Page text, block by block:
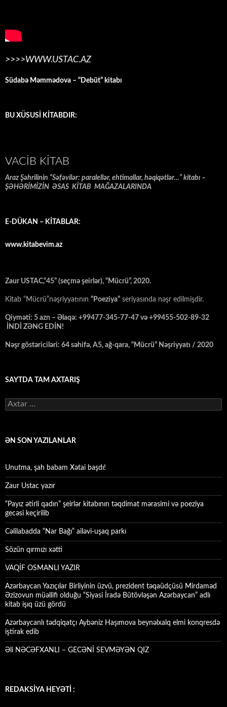
>>>>WWW.USTAC.AZ
Südabə Məmmədova – “Debüt” kitabı
BU XÜSUSİ KİTABDIR:
VACIB KITAB
Araz Şəhrilinin “Səfəvilər: paralellər, ehtimallar, həqiqətlər…” kitabı –
ŞƏHƏRİMİZİN ƏSAS KİTAB MAĞAZALARINDA
E-DÜKAN – KİTABLAR:
www.kitabevim.az
Zaur USTAC,“45” (seçmə şeirlər), “Mücrü”, 2020.
Kitab “Mücrü”nəşriyyatının “Poeziya” seriyasında nəşr edilmişdir.
Qiyməti: 5 azn – Əlaqə: +99477-345-77-47 və +99455-502-89-32
İNDİ ZƏNG EDİN!
Nəşr göstəriciləri: 64 səhifə, A5, ağ-qara, “Mücrü” Nəşriyyatı / 2020
SAYTDA TAM AXTARIŞ
Axtarış:
ƏN SON YAZILANLAR
Unutma, şah babam Xətai başdı!
Zaur Ustac yazır
“Payız ətirli qadın” şeirlər kitabının təqdimat mərasimi və poeziya
gecəsi keçirilib
Cəlilabadda “Nar Bağı” ailəvi-uşaq parkı
Sözün qırmızı xətti
VAQİF OSMANLI YAZIR
Azərbaycan Yazıçılar Birliyinin üzvü, prezident təqaüdçüsü Mirdaməd
Əzizovun müəllifi olduğu “Siyasi İradə Bütövləşən Azərbaycan” adlı
kitab işıq üzü gördü
Azərbaycanlı tədqiqatçı Aybəniz Haşımova beynəlxalq elmi konqresdə
iştirak edib
Əli NƏCƏFXANLI – GECƏNİ SEVMƏYƏN QIZ
REDAKSİYA HEYƏTİ :